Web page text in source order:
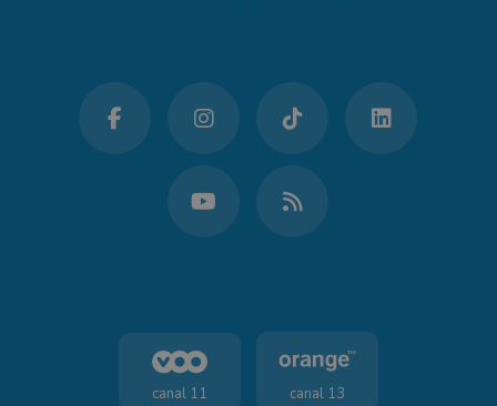
canal 11 canal 13